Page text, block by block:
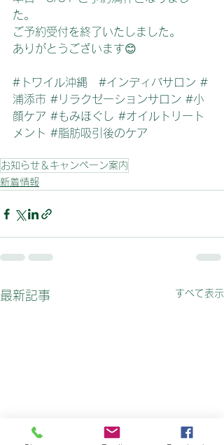
た。
ご予約受付を終了いたしました。
ありがとうございます😊
#トワイル沖縄 #インディバサロン #
浦添市 #リラクゼーションサロン #小
顔ケア #もみほぐし #オイルトリート
メント #脂肪吸引後のケア
お知らせ＆キャンペーン案内
新着情報
最新記事 すべて表示